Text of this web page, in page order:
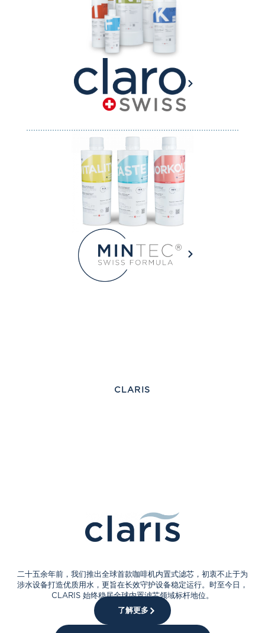
CLARIS
二十五余年前，我们推出全球首款咖啡机内置式滤芯，初衷不止于为
涉水设备打造优质用水，更旨在长效守护设备稳定运行。时至今日，
CLARIS 始终稳居全球内置滤芯领域标杆地位。
了解更多